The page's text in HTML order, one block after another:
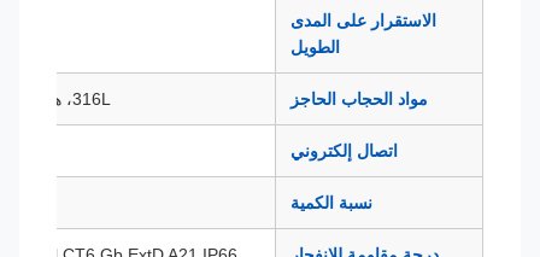
الاستقرار على المدى
الطويل
مواد الحجاب الحاجز
اتصال إلكتروني
نسبة الكمية